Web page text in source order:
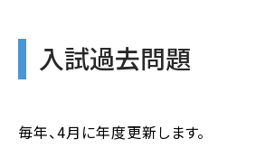
入試過去問題
毎年、4月に年度更新します。